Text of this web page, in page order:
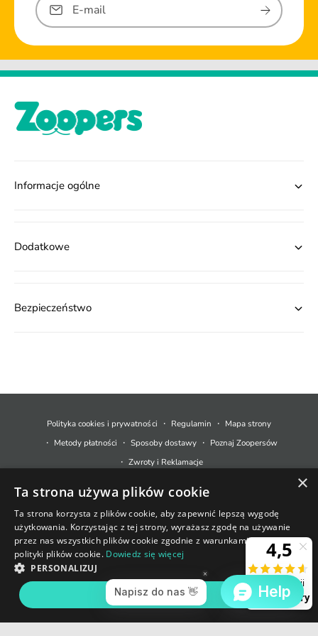
DODAJ DO KOSZYKA
Ostatnie sztuki!
Nie przegap okazji!
E-mail
Informacje ogólne
Dodatkowe
Bezpieczeństwo
e
y
p
ł
a
t
n
o
c
© 2026,Zoopers.pl. Technologia Shopify
Polityka cookies i prywatności Regulamin
Mapa strony
Metody płatności
Sposoby dostawy
Poznaj Zoopersów
Zwroty i Reklamacje
+48 733 550 021
sklep@zoopers.pl
Godziny pracy infolinii
poniedziałek - piątek: 8 - 17
×
Ta strona używa plików cookie
Ta strona korzysta z plików cookie, aby zapewnić lepszą wygodę
użytkowania. Korzystając z tej strony, wyrażasz zgodę na używanie
przez nas wszystkich plików cookie zgodnie z warunkami naszej
polityki plików cookie. Dowiedz się więcej
PERSONALIZUJ
AKCEPTUJ WSZYSTKIE